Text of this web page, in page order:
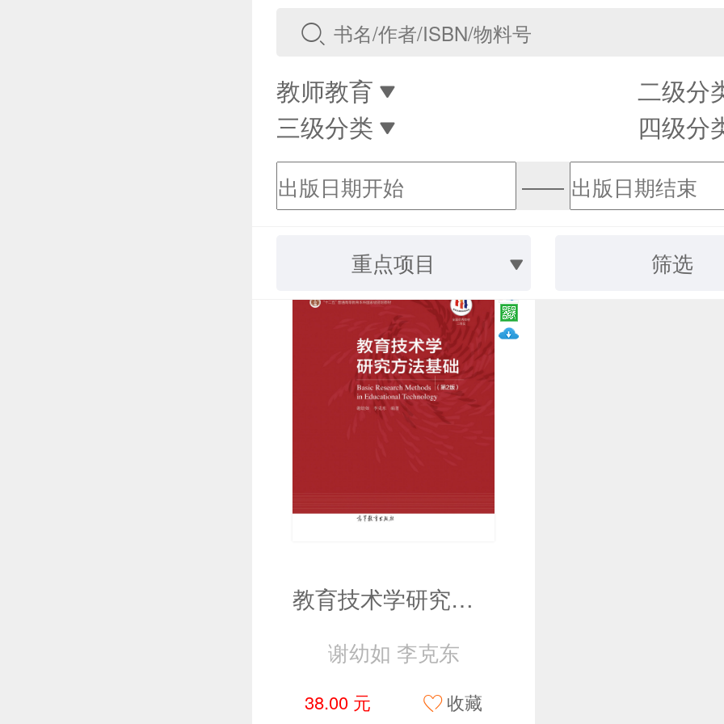
教师教育
二级分
三级分类
四级分
——
重点项目 筛选
教育技术学研究方法基础（第2版）
谢幼如 李克东
38.00 元 收藏